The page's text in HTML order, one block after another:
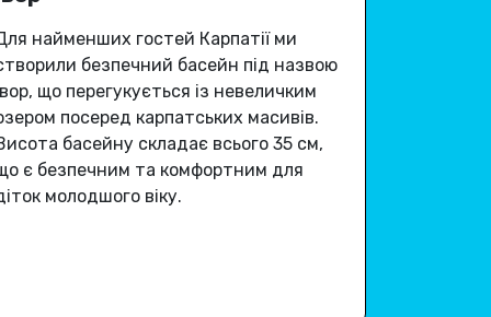
найменших гостей Карпатії ми
безпечний басейн під назвою
що перегукується із невеличким
посеред карпатських масивів.
басейну складає всього 35 см,
є безпечним та комфортним для
молодшого віку.